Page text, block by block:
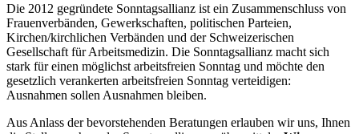
Die 2012 gegründete Sonntagsallianz ist ein Zusammenschluss von
Frauenverbänden, Gewerkschaften, politischen Parteien,
Kirchen/kirchlichen Verbänden und der Schweizerischen
Gesellschaft für Arbeitsmedizin. Die Sonntagsallianz macht sich
stark für einen möglichst arbeitsfreien Sonntag und möchte den
gesetzlich verankerten arbeitsfreien Sonntag verteidigen:
Ausnahmen sollen Ausnahmen bleiben.
Aus Anlass der bevorstehenden Beratungen erlauben wir uns, Ihnen